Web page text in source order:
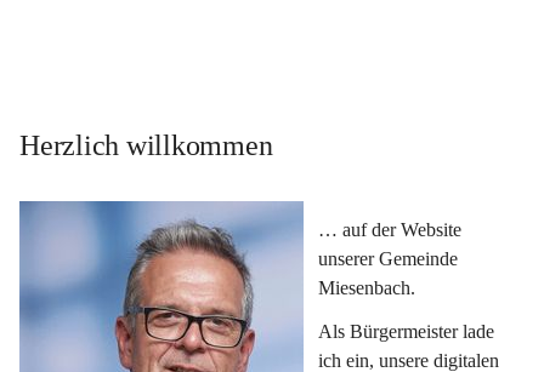
Herzlich willkommen
… auf der Website
unserer Gemeinde
Miesenbach.
Als Bürgermeister lade
ich ein, unsere digitalen